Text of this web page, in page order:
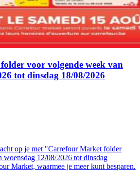
voor volgende week van
tot dinsdag 18/08/2026
op je met "Carrefour Market folder
12/08/2026 tot dinsdag
Market, waarmee je meer kunt besparen.